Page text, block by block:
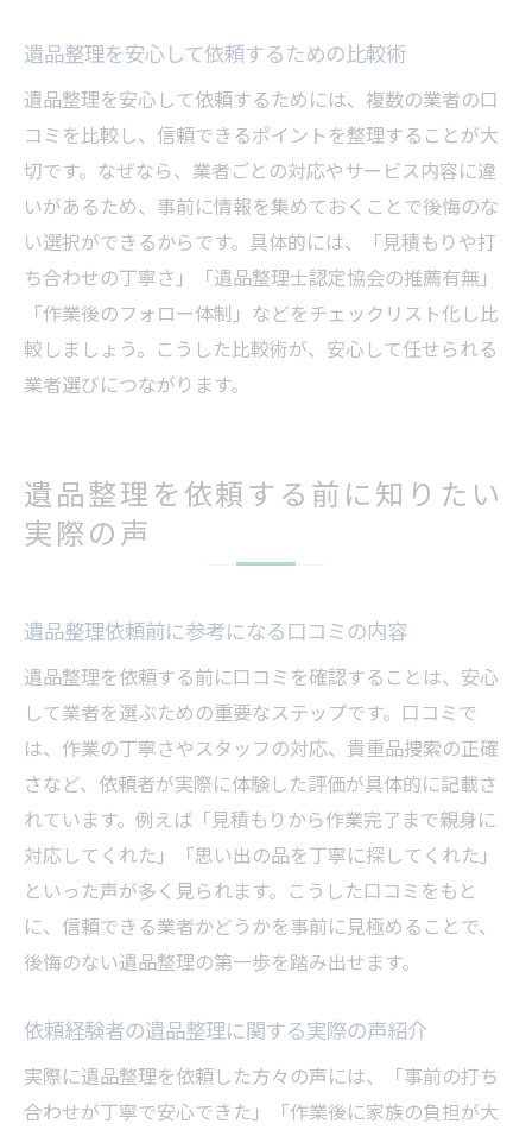
遺品整理を安心して依頼するための比較術
遺品整理を安心して依頼するためには、複数の業者の口
コミを比較し、信頼できるポイントを整理することが大
切です。なぜなら、業者ごとの対応やサービス内容に違
いがあるため、事前に情報を集めておくことで後悔のな
い選択ができるからです。具体的には、「見積もりや打
ち合わせの丁寧さ」「遺品整理士認定協会の推薦有無」
「作業後のフォロー体制」などをチェックリスト化し比
較しましょう。こうした比較術が、安心して任せられる
業者選びにつながります。
遺品整理を依頼する前に知りたい
実際の声
遺品整理依頼前に参考になる口コミの内容
遺品整理を依頼する前に口コミを確認することは、安心
して業者を選ぶための重要なステップです。口コミで
は、作業の丁寧さやスタッフの対応、貴重品捜索の正確
さなど、依頼者が実際に体験した評価が具体的に記載さ
れています。例えば「見積もりから作業完了まで親身に
対応してくれた」「思い出の品を丁寧に探してくれた」
といった声が多く見られます。こうした口コミをもと
に、信頼できる業者かどうかを事前に見極めることで、
後悔のない遺品整理の第一歩を踏み出せます。
依頼経験者の遺品整理に関する実際の声紹介
実際に遺品整理を依頼した方々の声には、「事前の打ち
合わせが丁寧で安心できた」「作業後に家族の負担が大